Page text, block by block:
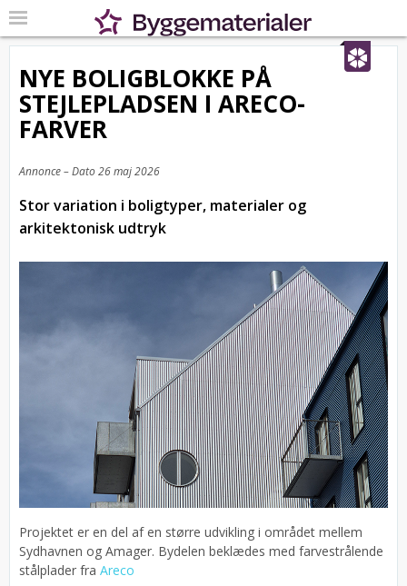
NYE BOLIGBLOKKE PÅ
STEJLEPLADSEN I ARECO-
FARVER
Annonce – Dato26 maj 2026
Stor variation i boligtyper, materialer og
arkitektonisk udtryk
Projektet er en del af en større udvikling i området mellem
Sydhavnen og Amager. Bydelen beklædes med farvestrålende
stålplader fra Areco